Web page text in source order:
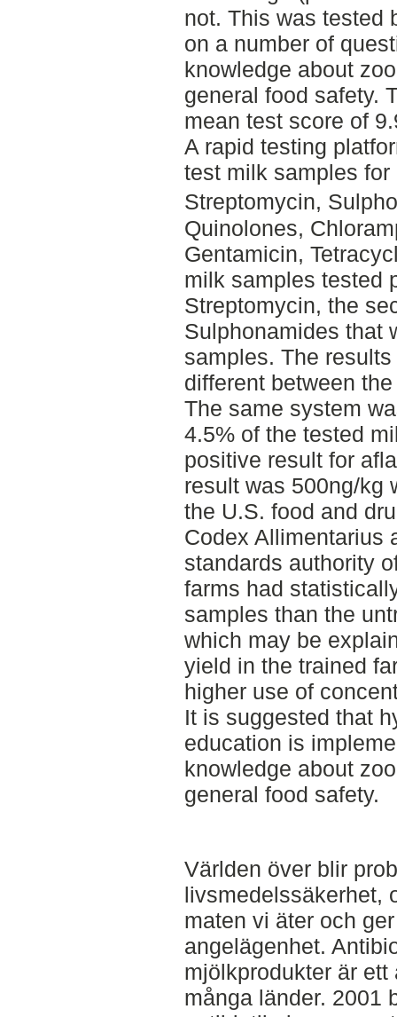
not. This was tested
on a number of
knowledge about
general food safety.
mean test score of
A rapid testing
test milk samples
Streptomycin,
Quinolones,
Gentamicin,
milk samples tested
Streptomycin, the
Sulphonamides that
samples. The
different between
The same system
4.5% of the tested
positive result for
result was 500ng/kg
the U.S. food and
Codex Allimentarius
standards authority
farms had
samples than the
which may be
yield in the trained
higher use of
It is suggested that
education is
knowledge about
general food safety.
Världen över blir
livsmedelssäkerhet,
maten vi äter och
angelägenhet.
mjölkprodukter är
många länder. 2001